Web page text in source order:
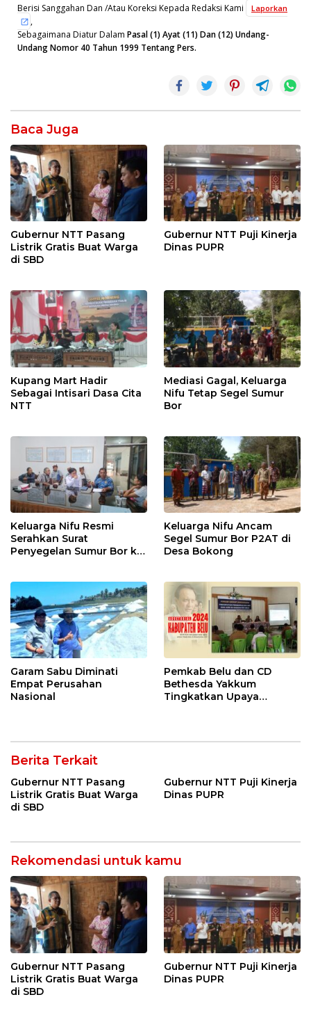
Berisi Sanggahan Dan /Atau Koreksi Kepada Redaksi Kami
Laporkan
,
Sebagaimana Diatur Dalam Pasal (1) Ayat (11) Dan (12) Undang-
Undang Nomor 40 Tahun 1999 Tentang Pers.
Baca Juga
Gubernur NTT Pasang
Listrik Gratis Buat Warga
di SBD
Gubernur NTT Puji Kinerja
Dinas PUPR
Kupang Mart Hadir
Sebagai Intisari Dasa Cita
NTT
Mediasi Gagal, Keluarga
Nifu Tetap Segel Sumur
Bor
Keluarga Nifu Resmi
Serahkan Surat
Penyegelan Sumur Bor ke
Keluarga Nifu Ancam
Segel Sumur Bor P2AT di
Desa Bokong
Garam Sabu Diminati
Empat Perusahan
Nasional
Pemkab Belu dan CD
Bethesda Yakkum
Tingkatkan Upaya
Berita Terkait
Gubernur NTT Pasang
Listrik Gratis Buat Warga
di SBD
Gubernur NTT Puji Kinerja
Dinas PUPR
Rekomendasi untuk kamu
Gubernur NTT Pasang
Listrik Gratis Buat Warga
di SBD
Gubernur NTT Puji Kinerja
Dinas PUPR